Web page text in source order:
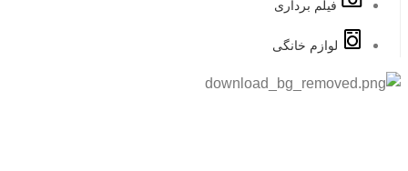
فیلم برداری
لوازم خانگی